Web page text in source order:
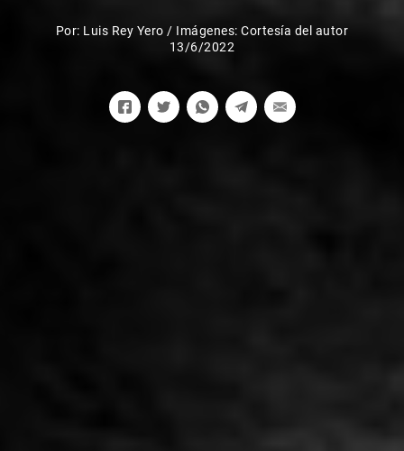
Por: Luis Rey Yero / Imágenes: Cortesía del autor
13/6/2022